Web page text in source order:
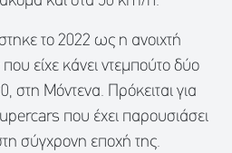
το 2022 ως η ανοιχτή
είχε κάνει ντεμπούτο δύο
στη Μόντενα. Πρόκειται για
που έχει παρουσιάσει
σύγχρονη εποχή της.